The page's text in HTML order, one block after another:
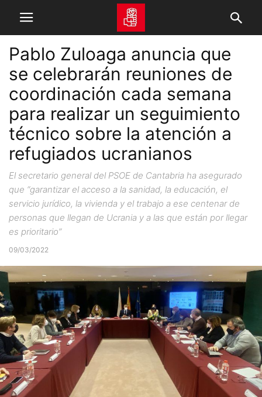
Pablo Zuloaga anuncia que
se celebrarán reuniones de
coordinación cada semana
para realizar un seguimiento
técnico sobre la atención a
refugiados ucranianos
El secretario general del PSOE de Cantabria ha asegurado
que “garantizar el acceso a la sanidad, la educación, el
servicio jurídico, la vivienda y el trabajo a ese centenar de
personas que llegan de Ucrania y a las que están por llegar
es prioritario”
09/03/2022